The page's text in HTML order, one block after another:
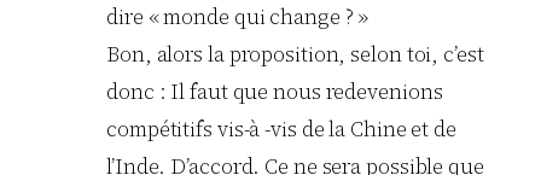
dire « monde qui change ? »
Bon, alors la proposition, selon toi, c’est
donc : Il faut que nous redevenions
compétitifs vis-à -vis de la Chine et de
l’Inde. D’accord. Ce ne sera possible que